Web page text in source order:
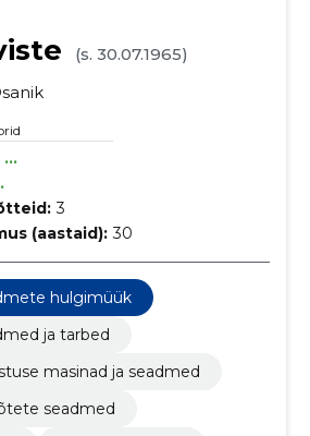
(s. 30.07.1965)
...
3
(aastaid): 30
hulgimüük
ja tarbed
masinad ja seadmed
seadmed